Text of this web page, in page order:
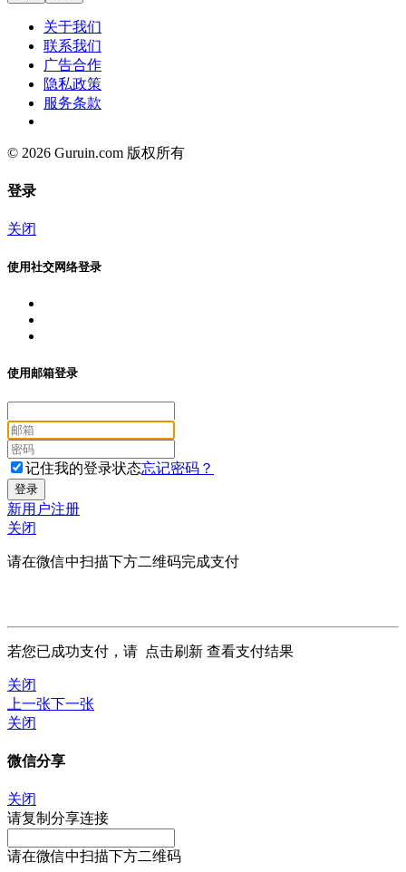
关于我们
联系我们
广告合作
隐私政策
服务条款
© 2026 Guruin.com 版权所有
登录
关闭
使用社交网络登录
使用邮箱登录
记住我的登录状态忘记密码？
新用户注册
关闭
请在微信中扫描下方二维码完成支付
若您已成功支付，请 点击刷新 查看支付结果
关闭
上一张下一张
关闭
微信分享
关闭
请复制分享连接
请在微信中扫描下方二维码